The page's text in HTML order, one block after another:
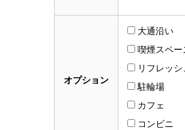
オプション
大通沿い
喫煙スペー
リフレッ
駐輪場
カフェ
コンビニ